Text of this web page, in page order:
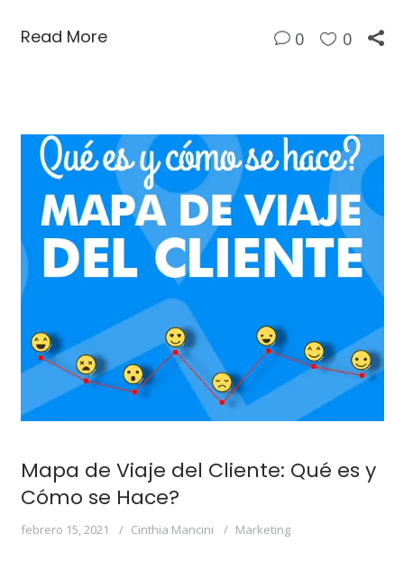
Read More 0 0
Mapa de Viaje del Cliente: Qué es y
Cómo se Hace?
febrero 15, 2021 Cinthia Mancini Marketing